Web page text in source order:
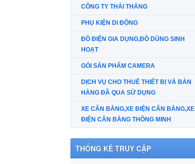
CÔNG TY THÁI THẮNG
PHỤ KIỆN DI ĐỘNG
ĐỒ ĐIỆN GIA DỤNG,ĐỒ DÙNG SINH
HOẠT
GÓI SẢN PHẨM CAMERA
DỊCH VỤ CHO THUÊ THIẾT BỊ VÀ BÁN
HÀNG ĐÃ QUA SỬ DỤNG
XE CÂN BẰNG,XE ĐIỆN CÂN BẰNG,XE
ĐIỆN CÂN BẰNG THÔNG MINH
THỐNG KÊ TRUY CẬP